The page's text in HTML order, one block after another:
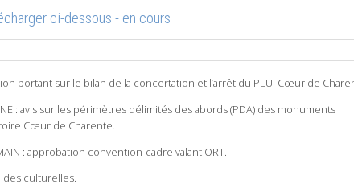
ci-dessous - en cours
portant sur le bilan de la concertation et l’arrêt du PLUi Cœur de
: avis sur les périmètres délimités des abords (PDA) des monuments
Cœur de Charente.
: approbation convention-cadre valant ORT.
culturelles.